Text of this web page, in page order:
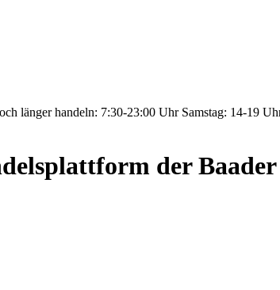
länger handeln: 7:30-23:00 Uhr Samstag: 14-19
der